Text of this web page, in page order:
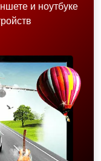
и ноутбуке